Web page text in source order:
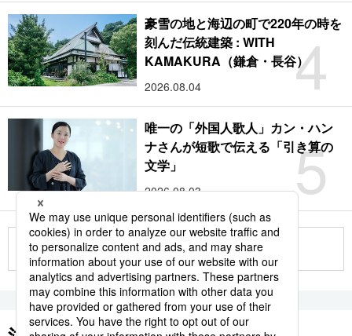
4
豪雪の地と海辺の町で220年の時を
刻んだ伝統建築 : WITH
KAMAKURA（鎌倉・長谷）
2026.08.04
5
唯一の「外国人歌人」カン・ハン
ナさんが短歌で伝える「引き算の
文学」
2026.08.03
もっと見る